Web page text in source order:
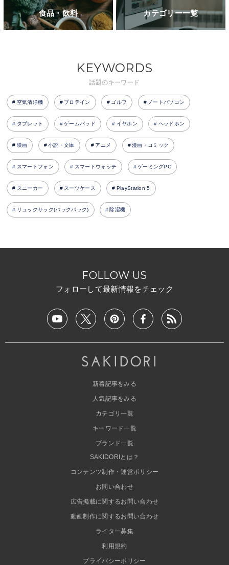
食品・飲料 カテゴリー一覧
KEYWORDS
話題のキーワード
空気清浄機 プロテイン ゴルフ ノートパソコン
タブレット ゲームパッド イヤホン ヘッドホン
映画 小説・文庫 アニメ 漫画・コミック
スマートフォン スマートウォッチ ゲーミングPC
スニーカー スーツケース PlayStation 5
リュックサック(バックパック) 除湿機
FOLLOW US
フォローして最新情報をチェック
新着記事をみる
人気記事をみる
カテゴリ一覧
キーワード一覧
ブランド一覧
SAKIDORIとは？
コンテンツ制作・運営ポリシー
お問い合わせ
広告掲載に関するお問い合わせ
動画制作に関するお問い合わせ
ライター募集
利用規約
プライバシーポリシー